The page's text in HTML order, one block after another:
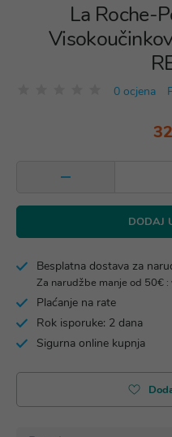
La Roche-
0 ocjena
DODAJ
Besplatna dostava za
Za narudžbe manje od 50€
Plaćanje na rate
Rok isporuke: 2 dana
Sigurna online kupnja